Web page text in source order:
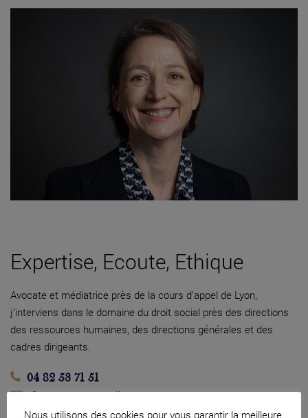
Expertise, Ecoute, Ethique
Avocate et médiatrice près de la cours d’appel de Lyon,
j’interviens dans le domaine du droit social près des directions
des ressources humaines, des directions générales et des
cadres dirigeants.
04 82 53 71 51
Nous utilisons des cookies pour vous garantir la meilleure